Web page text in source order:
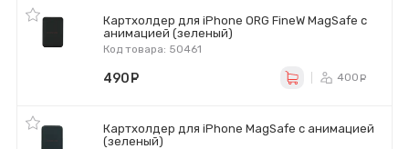
Картхолдер для iPhone ORG FineW MagSafe с
анимацией (зеленый)
Код товара: 50461
490 400
Картхолдер для iPhone MagSafe с анимацией
(зеленый)